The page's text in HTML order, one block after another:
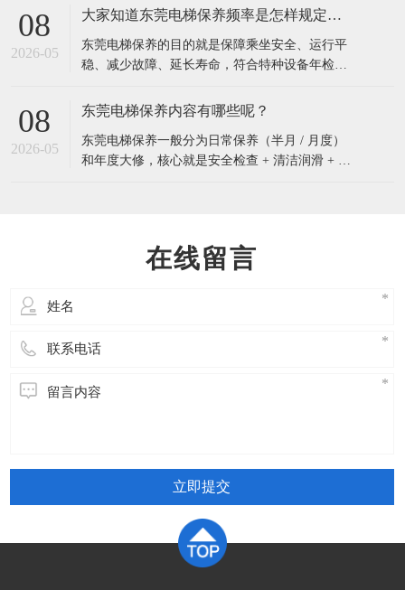
锁、电门锁触点检修更换门机电机、皮带、控制
变形调整、门滑块、地坎清理保养二、轿厢与操
控系统内外按键、显示屏、楼层灯维修更换轿厢
08
2026-05
大家知道东莞电梯保养频率是怎样规定吗？
东莞电梯保养的目的就是保障乘坐安全、运行平
稳、减少故障、延长寿命，符合特种设备年检要
道电梯保养的频率是怎样规定的吗？按国家《特
保养规则》的硬性规定：一、法定最低频率（必
须遵守）常规电梯（住宅、写字楼等）：每
08
2026-05
东莞电梯保养内容有哪些呢？
东莞电梯保养一般分为日常保养（半月 / 月度）
和年度大修，核心就是安全检查 + 清洁润滑 + 调
是否灵活、封记完好检查钢丝绳：磨损
在线留言
立即提交